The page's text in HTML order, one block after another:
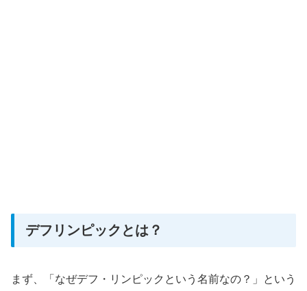
デフリンピックとは？
まず、「なぜデフ・リンピックという名前なの？」という